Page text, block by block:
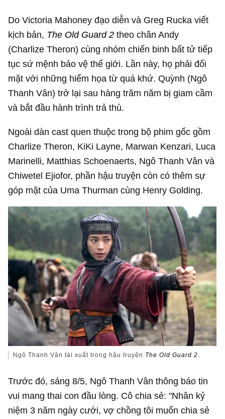
Do Victoria Mahoney đạo diễn và Greg Rucka viết
kịch bản, The Old Guard 2 theo chân Andy
(Charlize Theron) cùng nhóm chiến binh bất tử tiếp
tục sứ mệnh bảo vệ thế giới. Lần này, họ phải đối
mặt với những hiểm họa từ quá khứ. Quỳnh (Ngô
Thanh Vân) trở lại sau hàng trăm năm bị giam cầm
và bắt đầu hành trình trả thù.
Ngoài dàn cast quen thuộc trong bộ phim gốc gồm
Charlize Theron, KiKi Layne, Marwan Kenzari, Luca
Marinelli, Matthias Schoenaerts, Ngô Thanh Vân và
Chiwetel Ejiofor, phần hậu truyện còn có thêm sự
góp mặt của Uma Thurman cùng Henry Golding.
Ngô Thanh Vân tái xuất trong hậu truyện The Old Guard 2.
Trước đó, sáng 8/5, Ngô Thanh Vân thông báo tin
vui mang thai con đầu lòng. Cô chia sẻ: "Nhân kỷ
niệm 3 năm ngày cưới, vợ chồng tôi muốn chia sẻ